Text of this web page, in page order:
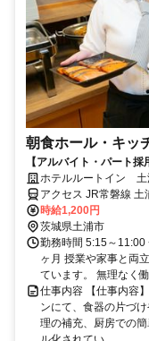
朝食ホール・キッ
【アルバイト・パート
未経験歓迎！主婦(夫)さん
ホテルルートイン 土
アクセス JR常磐線
時給1,200円
茨城県土浦市
勤務時間 5:15～
ヶ月 授業や家事と両
ています。 無理なく
仕事内容 【仕事内容
ンにて、食器の片づ
理の補充、厨房での